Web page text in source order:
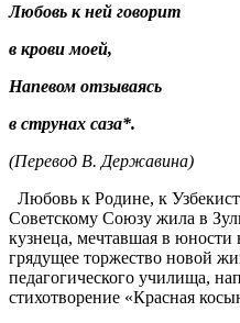
Любовь к ней говорит
в крови моей,
Напевом отзываясь
в струнах саза*.
(Перевод В. Державина)
Любовь к Родине, к
Советскому Союзу жила в
кузнеца, мечтавшая в юности
грядущее торжество новой
педагогического училища,
стихотворение «Красная